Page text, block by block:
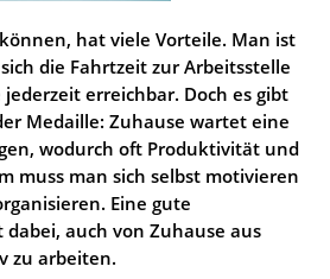
hat viele Vorteile. Man ist
die Fahrtzeit zur Arbeitsstelle
erreichbar. Doch es gibt
Medaille: Zuhause wartet eine
wodurch oft Produktivität und
muss man sich selbst motivieren
Eine gute
auch von Zuhause aus
zu arbeiten.